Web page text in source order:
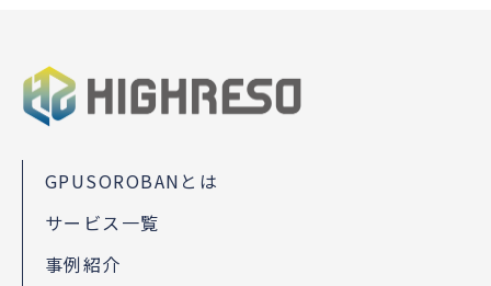
GPUSOROBANとは
サービス一覧
事例紹介